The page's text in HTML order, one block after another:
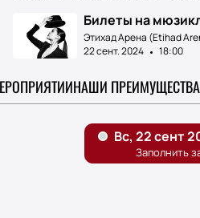
Билеты на
Этихад Арена (Etihad
22 сент. 2024
18:00
НАШИ ПРЕИМУЩЕСТВА